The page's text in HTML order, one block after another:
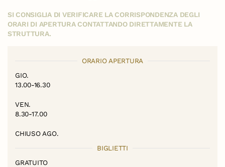
SI CONSIGLIA DI VERIFICARE LA CORRISPONDENZA DEGLI
ORARI DI APERTURA CONTATTANDO DIRETTAMENTE LA
STRUTTURA.
ORARIO APERTURA
GIO.
13.00-16.30
VEN.
8.30-17.00
CHIUSO AGO.
BIGLIETTI
GRATUITO